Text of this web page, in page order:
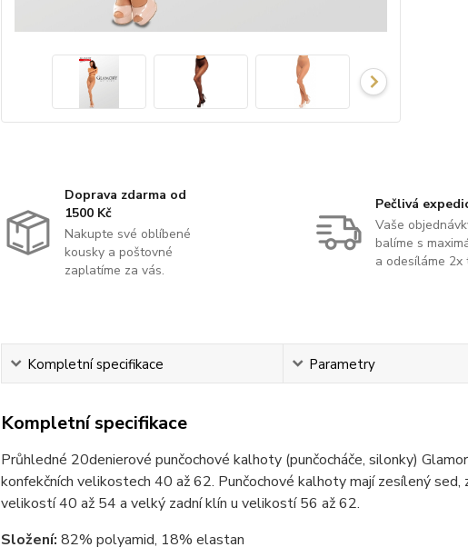
Doprava zdarma od
1500 Kč
Nakupte své oblíbené
kousky a poštovné
zaplatíme za vás.
Pečlivá
Vaše
balíme s
a odesíláme 2x
Kompletní specifikace Parametry
Kompletní specifikace
Průhledné 20denierové punčochové kalhoty (punčocháče, silonky)
konfekčních velikostech 40 až 62. Punčochové kalhoty mají zesílený
velikostí 40 až 54 a velký zadní klín u velikostí 56 až 62.
Složení: 82% polyamid, 18% elastan